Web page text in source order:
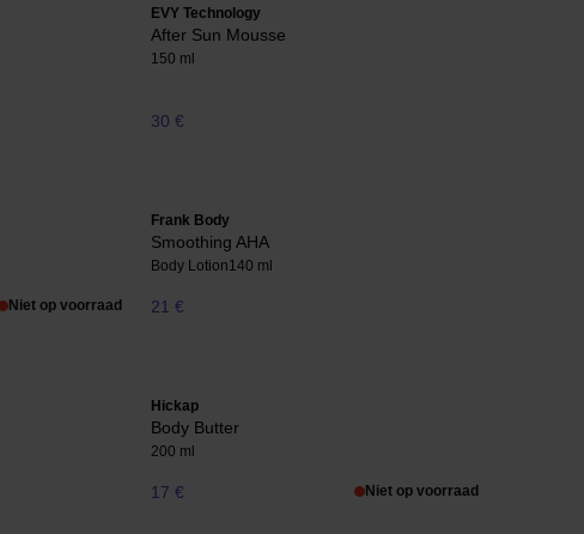
EVY Technology
After Sun Mousse
150 ml
30 €
Niet op voorraad
Frank Body
Smoothing AHA
Body Lotion140 ml
21 €
Hickap
Body Butter
200 ml
17 € Niet op voorraad